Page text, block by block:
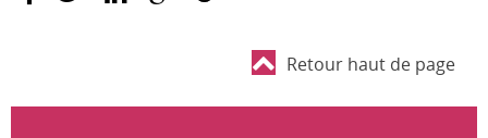
Retour haut de page